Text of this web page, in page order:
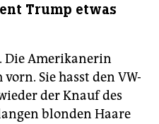
Trump etwas
Die Amerikanerin
Sie hasst den VW-
der Knauf des
blonden Haare